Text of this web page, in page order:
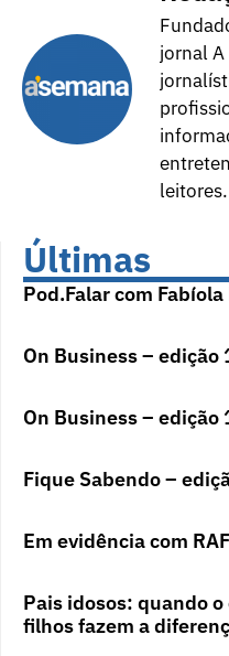
jornal
leitores.
Últimas
Pod.Falar com
On Business – edição
On Business – edição
Fique Sabendo –
Em evidência com
Pais idosos: quando
filhos fazem a